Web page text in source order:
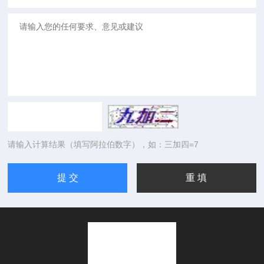
请输入计算结果（填写阿拉伯数字），如：三加四=7